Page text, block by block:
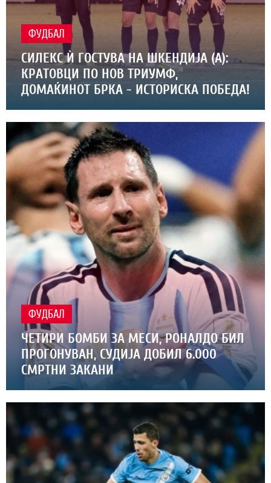
ФУДБАЛ
СИЛЕКС Ѝ ГОСТУВА НА ШКЕНДИЈА (А):
КРАТОВЦИ ПО НОВ ТРИУМФ,
ДОМАЌИНОТ БРКА - ИСТОРИСКА ПОБЕДА!
ФУДБАЛ
ЧЕТИРИ БОМБИ ЗА МЕСИ, РОНАЛДО БИЛ
ПРОГОНУВАН, СУДИЈА ДОБИЛ 6.000
СМРТНИ ЗАКАНИ